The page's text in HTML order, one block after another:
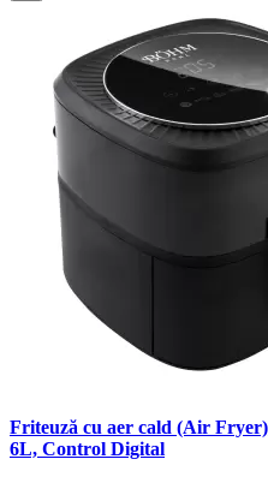
Friteuză cu aer cald (Air
6L, Control Digital